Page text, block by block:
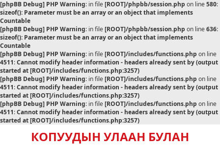
[phpBB Debug] PHP Warning: in file[ROOT]/phpbb/session.php on line580:
sizeof(): Parameter must be an array or an object that implements
Countable
[phpBB Debug] PHP Warning: in file[ROOT]/phpbb/session.php on line636:
sizeof(): Parameter must be an array or an object that implements
Countable
[phpBB Debug] PHP Warning: in file[ROOT]/includes/functions.php on line
4511:Cannot modify header information - headers already sent by (output
started at [ROOT]/includes/functions.php:3257)
[phpBB Debug] PHP Warning: in file[ROOT]/includes/functions.php on line
4511:Cannot modify header information - headers already sent by (output
started at [ROOT]/includes/functions.php:3257)
[phpBB Debug] PHP Warning: in file[ROOT]/includes/functions.php on line
4511:Cannot modify header information - headers already sent by (output
started at [ROOT]/includes/functions.php:3257)
КОПУУДЫН УЛААН БУЛАН